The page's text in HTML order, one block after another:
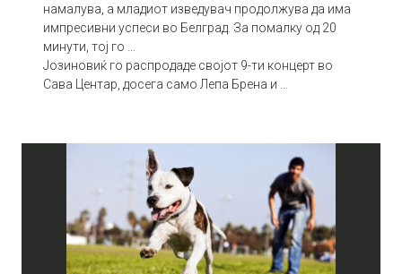
намалува, а младиот изведувач продолжува да има
импресивни успеси во Белград. За помалку од 20
минути, тој го …
Јозиновиќ го распродаде својот 9-ти концерт во
Сава Центар, досега само Лепа Брена и …